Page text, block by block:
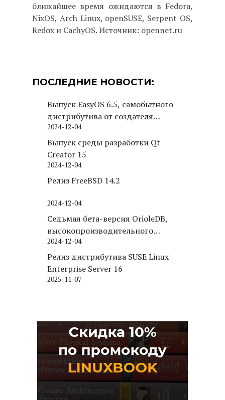
ближайшее время ожидаются в Fedora,
NixOS, Arch Linux, openSUSE, Serpent OS,
Redox и CachyOS. Источник: opennet.ru
ПОСЛЕДНИЕ НОВОСТИ:
Выпуск EasyOS 6.5, самобытного
дистрибутива от создателя
Puppy Linux
2024-12-04
Выпуск среды разработки Qt
Creator 15
2024-12-04
Релиз FreeBSD 14.2
2024-12-04
Седьмая бета-версия OrioleDB,
высокопроизводительного
движка хранения для PostgreSQL
2024-12-04
Релиз дистрибутива SUSE Linux
Enterprise Server 16
2025-11-07